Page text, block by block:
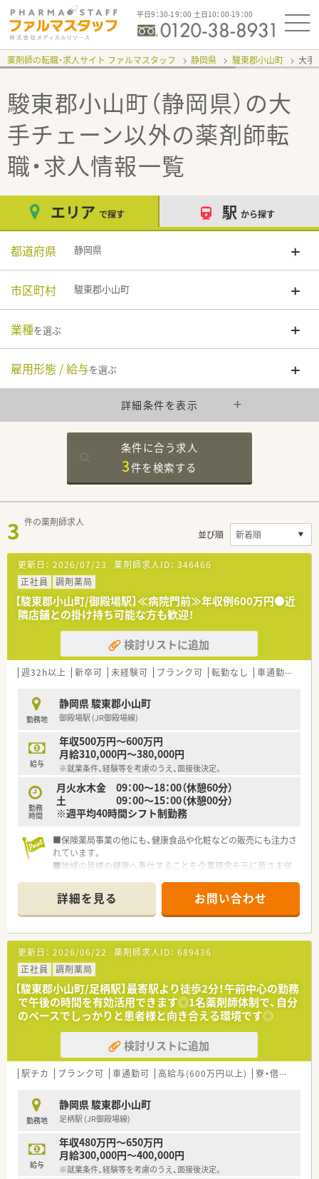
平日9：30-19：00 土日10：00-19：00
薬剤師の転職・求人サイト ファルマスタッフ 静岡県 駿東郡小山町 大手
駿東郡小山町（静岡県）の大
手チェーン以外の薬剤師転
職・求人情報一覧
エリア で探す 駅 から探す
都道府県 静岡県
市区町村 駿東郡小山町
業種を選ぶ
雇用形態 / 給与を選ぶ
詳細条件を表示
条件に合う求人
3件を検索する
3 件の薬剤師求人
並び順
更新日： 2026/07/23 薬剤師求人ID： 346466
正社員
調剤薬局
【駿東郡小山町/御殿場駅】≪病院門前≫年収例600万円●近
隣店舗との掛け持ち可能な方も歓迎！
検討リストに追加
週32h以上 新卒可 未経験可 ブランク可 転勤なし 車通勤可
勤務地
静岡県 駿東郡小山町
御殿場駅 (JR御殿場線)
給与
年収500万円～600万円
月給310,000円～380,000円
※就業条件、経験等を考慮のうえ、面接後決定。
勤務
時間
月火水木金 09：00～18：00（休憩60分）
土 09：00～15：00（休憩00分）
※週平均40時間シフト制勤務
■保険薬局事業の他にも、健康食品や化粧などの販売にも注力さ
れています。
■地域の皆様の健康へ奉仕することを企業理念を元に皆さま従
詳細を見る お問い合わせ
更新日： 2026/06/22 薬剤師求人ID： 689436
正社員
調剤薬局
【駿東郡小山町/足柄駅】最寄駅より徒歩2分！午前中心の勤務
で午後の時間を有効活用できます◎1名薬剤師体制で、自分
のペースでしっかりと患者様と向き合える環境です◎
検討リストに追加
駅チカ ブランク可 車通勤可 高給与(600万円以上) 寮・借上社宅あり
勤務地
静岡県 駿東郡小山町
足柄駅 (JR御殿場線)
給与
年収480万円～650万円
月給300,000円～400,000円
※就業条件、経験等を考慮のうえ、面接後決定。